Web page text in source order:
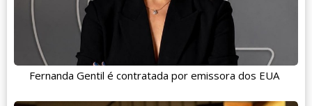
Fernanda Gentil é contratada por emissora dos EUA